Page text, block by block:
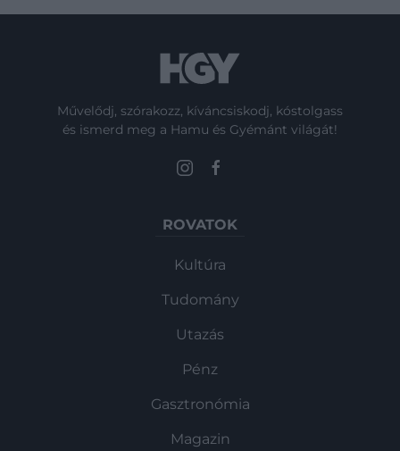
Művelődj, szórakozz, kíváncsiskodj, kóstolgass
és ismerd meg a Hamu és Gyémánt világát!
ROVATOK
Kultúra
Tudomány
Utazás
Pénz
Gasztronómia
Magazin